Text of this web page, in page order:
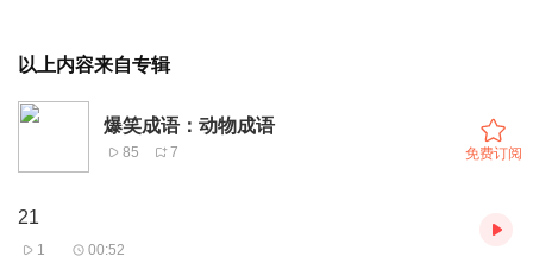
以上内容来自专辑
爆笑成语：动物成语
85 7 免费订阅
21
1 00:52